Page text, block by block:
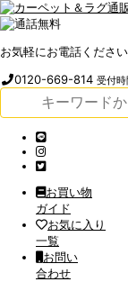
お気軽にお電話ください
0120-669-814受付
お買い物
ガイド
お気に入り
一覧
お問い
合わせ